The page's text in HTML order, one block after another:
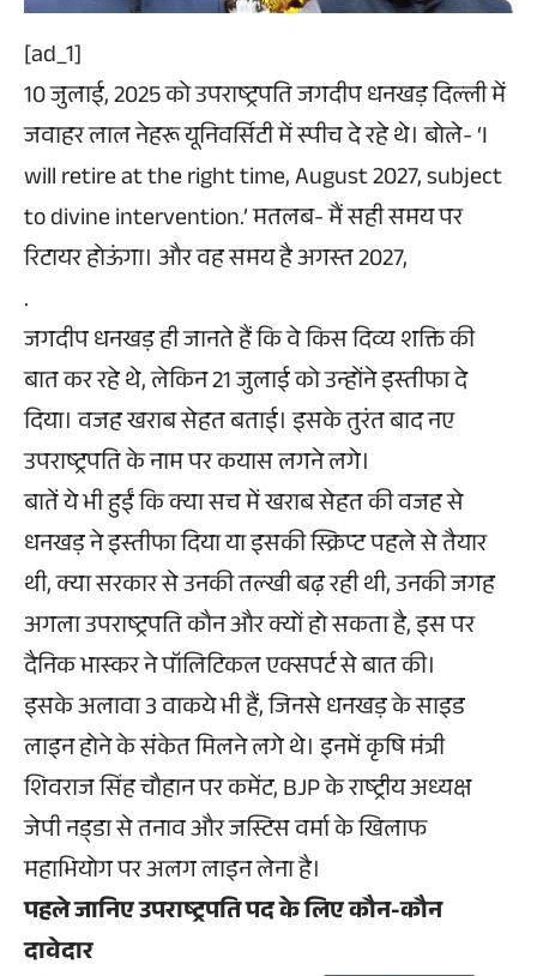
[ad_1]
10 जुलाई, 2025 को उपराष्ट्रपति जगदीप धनखड़ दिल्ली में
जवाहर लाल नेहरू यूनिवर्सिटी में स्पीच दे रहे थे। बोले- ‘I
will retire at the right time, August 2027, subject
to divine intervention.’ मतलब- मैं सही समय पर
रिटायर होऊंगा। और वह समय है अगस्त 2027,
.
जगदीप धनखड़ ही जानते हैं कि वे किस दिव्य शक्ति की
बात कर रहे थे, लेकिन 21 जुलाई को उन्होंने इस्तीफा दे
दिया। वजह खराब सेहत बताई। इसके तुरंत बाद नए
उपराष्ट्रपति के नाम पर कयास लगने लगे।
बातें ये भी हुईं कि क्या सच में खराब सेहत की वजह से
धनखड़ ने इस्तीफा दिया या इसकी स्क्रिप्ट पहले से तैयार
थी, क्या सरकार से उनकी तल्खी बढ़ रही थी, उनकी जगह
अगला उपराष्ट्रपति कौन और क्यों हो सकता है, इस पर
दैनिक भास्कर ने पॉलिटिकल एक्सपर्ट से बात की।
इसके अलावा 3 वाकये भी हैं, जिनसे धनखड़ के साइड
लाइन होने के संकेत मिलने लगे थे। इनमें कृषि मंत्री
शिवराज सिंह चौहान पर कमेंट, BJP के राष्ट्रीय अध्यक्ष
जेपी नड्‌डा से तनाव और जस्टिस वर्मा के खिलाफ
महाभियोग पर अलग लाइन लेना है।
पहले जानिए उपराष्ट्रपति पद के लिए कौन-कौन
दावेदार